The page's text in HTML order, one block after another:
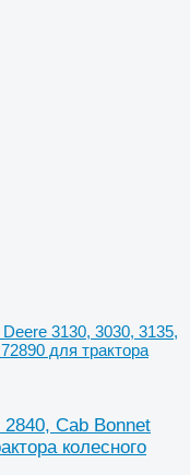
Deere 3130, 3030, 3135,
для трактора
Cab Bonnet
колесного